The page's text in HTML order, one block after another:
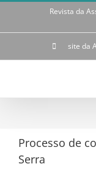
Skip
Revista da
site da
Processo de
Serra